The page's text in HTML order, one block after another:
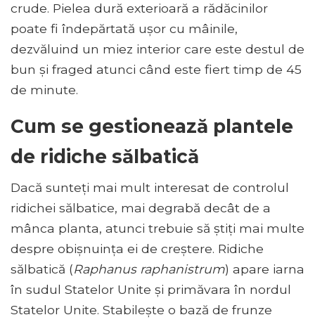
crude. Pielea dură exterioară a rădăcinilor
poate fi îndepărtată ușor cu mâinile,
dezvăluind un miez interior care este destul de
bun și fraged atunci când este fiert timp de 45
de minute.
Cum se gestionează plantele
de ridiche sălbatică
Dacă sunteți mai mult interesat de controlul
ridichei sălbatice, mai degrabă decât de a
mânca planta, atunci trebuie să știți mai multe
despre obișnuința ei de creștere. Ridiche
sălbatică (Raphanus raphanistrum) apare iarna
în sudul Statelor Unite și primăvara în nordul
Statelor Unite. Stabilește o bază de frunze